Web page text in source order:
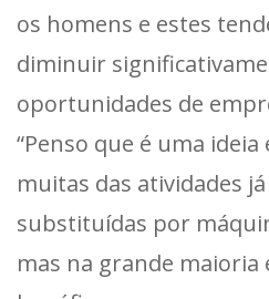
os homens e estes
diminuir
oportunidades de
“Penso que é uma
muitas das atividades
substituídas por
mas na grande maioria